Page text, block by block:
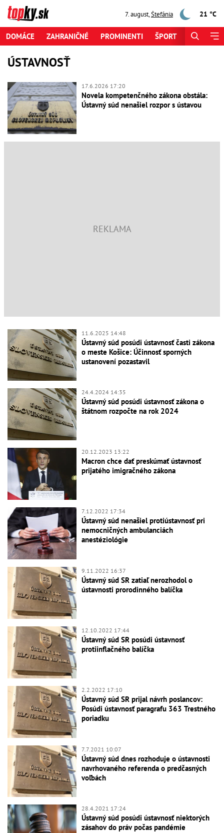
7. august,Štefánia 21 °C
DOMÁCE ZAHRANIČNÉ PROMINENTI ŠPORT
ÚSTAVNOSŤ
17.6.2026 17:20
Novela kompetenčného zákona obstála:
Ústavný súd nenašiel rozpor s ústavou
11.6.2025 14:48
Ústavný súd posúdi ústavnosť časti zákona
o meste Košice: Účinnosť sporných
ustanovení pozastavil
24.4.2024 14:35
Ústavný súd posúdi ústavnosť zákona o
štátnom rozpočte na rok 2024
20.12.2023 13:22
Macron chce dať preskúmať ústavnosť
prijatého imigračného zákona
7.12.2022 17:34
Ústavný súd nenašiel protiústavnosť pri
nemocničných ambulanciách
anestéziológie
9.11.2022 16:37
Ústavný súd SR zatiaľ nerozhodol o
ústavnosti prorodinného balíčka
12.10.2022 17:44
Ústavný súd SR posúdi ústavnosť
protiinflačného balíčka
2.2.2022 17:10
Ústavný súd SR prijal návrh poslancov:
Posúdi ústavnosť paragrafu 363 Trestného
poriadku
7.7.2021 10:07
Ústavný súd dnes rozhoduje o ústavnosti
navrhovaného referenda o predčasných
voľbách
28.4.2021 17:24
Ústavný súd posúdi ústavnosť niektorých
zásahov do práv počas pandémie